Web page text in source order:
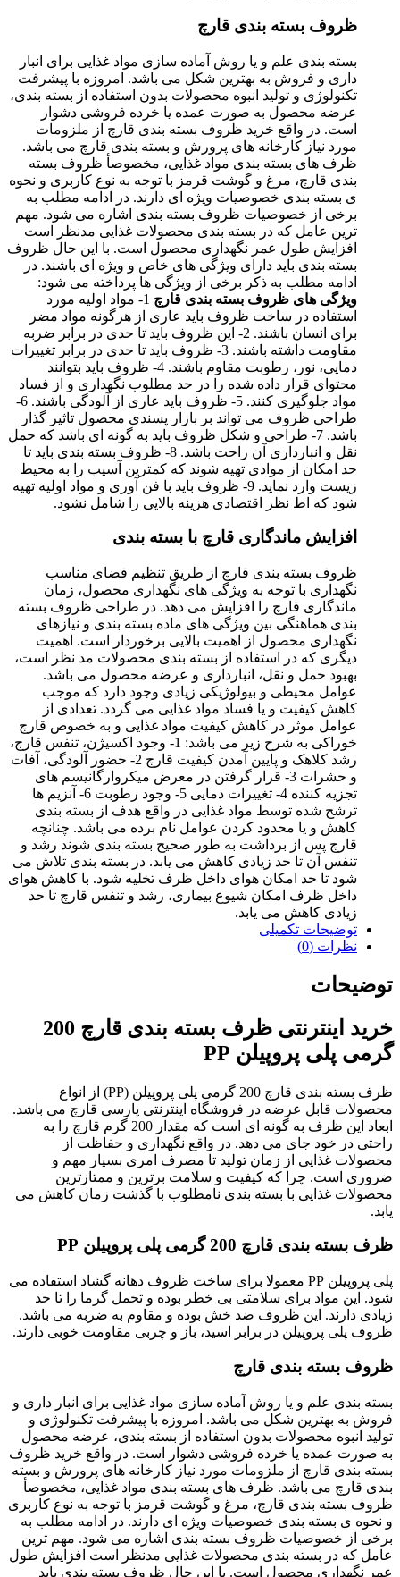
ظروف بسته بندی قارچ
بسته بندی علم و یا روش آماده سازی مواد غذایی برای انبار
داری و فروش به بهترین شکل می باشد. امروزه با پیشرفت
تکنولوژی و تولید انبوه محصولات بدون استفاده از بسته بندی،
عرضه محصول به صورت عمده یا خرده فروشی دشوار
است. در واقع خرید ظروف بسته بندی قارچ از ملزومات
مورد نیاز کارخانه های پرورش و بسته بندی قارچ می باشد.
ظرف های بسته بندی مواد غذایی، مخصوصأ ظروف بسته
بندی قارچ، مرغ و گوشت قرمز با توجه به نوع کاربری و نحوه
ی بسته بندی خصوصیات ویژه ای دارند. در ادامه مطلب به
برخی از خصوصیات ظروف بسته بندی اشاره می شود. مهم
ترین عامل که در بسته بندی محصولات غذایی مدنظر است
افزایش طول عمر نگهداری محصول است. با این حال ظروف
بسته بندی باید دارای ویژگی های خاص و ویژه ای باشند. در
ادامه مطلب به ذکر برخی از ویژگی ها پرداخته می شود:
ویژگی های ظروف بسته بندی قارچ
1- مواد اولیه مورد
استفاده در ساخت ظروف باید عاری از هرگونه مواد مضر
برای انسان باشند. 2- این ظروف باید تا حدی در برابر ضربه
مقاومت داشته باشند. 3- ظروف باید تا حدی در برابر تغییرات
دمایی، نور، رطوبت مقاوم باشند. 4- ظروف باید بتوانند
محتوای قرار داده شده را در حد مطلوب نگهداری و از فساد
مواد جلوگیری کنند. 5- ظروف باید عاری از آلودگی باشند. 6-
طراحی ظروف می تواند بر بازار پسندی محصول تاثیر گذار
باشد. 7- طراحی و شکل ظروف باید به گونه ای باشد که حمل
نقل و انبارداری آن راحت باشد. 8- ظروف بسته بندی باید تا
حد امکان از موادی تهیه شوند که کمترین آسیب را به محیط
زیست وارد نماید. 9- ظروف باید با فن آوری و مواد اولیه تهیه
شود که اط نظر اقتصادی هزینه بالایی را شامل نشود.
افزایش ماندگاری قارچ با بسته بندی
ظروف بسته بندی قارچ از طریق تنظیم فضای مناسب
نگهداری با توجه به ویژگی های نگهداری محصول، زمان
ماندگاری قارچ را افزایش می دهد. در طراحی ظروف بسته
بندی هماهنگی بین ویژگی های ماده بسته بندی و نیازهای
نگهداری محصول از اهمیت بالایی برخوردار است. اهمیت
دیگری که در استفاده از بسته بندی محصولات مد نظر است،
بهبود حمل و نقل، انبارداری و عرضه محصول می باشد.
عوامل محیطی و بیولوژیکی زیادی وجود دارد که موجب
کاهش کیفیت و یا فساد مواد غذایی می گردد. تعدادی از
عوامل موثر در کاهش کیفیت مواد غذایی و به خصوص قارچ
خوراکی به شرح زیر می باشد: 1- وجود اکسیژن، تنفس قارچ،
رشد کلاهک و پایین آمدن کیفیت قارچ 2- حضور آلودگی، آفات
و حشرات 3- قرار گرفتن در معرض میکروارگانیسم های
تجزیه کننده 4- تغییرات دمایی 5- وجود رطوبت 6- آنزیم ها
ترشح شده توسط مواد غذایی در واقع هدف از بسته بندی
کاهش و یا محدود کردن عوامل نام برده می باشد. چنانچه
قارچ پس از برداشت به طور صحیح بسته بندی شوند رشد و
تنفس آن تا حد زیادی کاهش می یابد. در بسته بندی تلاش می
شود تا حد امکان هوای داخل ظرف تخلیه شود. با کاهش هوای
داخل ظرف امکان شیوع بیماری، رشد و تنفس قارچ تا حد
زیادی کاهش می یابد.
توضیحات تکمیلی
نظرات (0)
توضیحات
خرید اینترنتی ظرف بسته بندی قارچ 200
گرمی پلی پروپیلن PP
ظرف بسته بندی قارچ 200 گرمی پلی پروپیلن (PP) از انواع
محصولات قابل عرضه در فروشگاه اینترنتی پارسی قارچ می باشد.
ابعاد این ظرف به گونه ای است که مقدار 200 گرم قارچ را به
راحتی در خود جای می دهد. در واقع نگهداری و حفاظت از
محصولات غذایی از زمان تولید تا مصرف امری بسیار مهم و
ضروری است. چرا که کیفیت و سلامت برترین و ممتازترین
محصولات غذایی با بسته بندی نامطلوب با گذشت زمان کاهش می
یابد.
ظرف بسته بندی قارچ 200 گرمی پلی پروپیلن PP
پلی پروپیلن PP معمولا برای ساخت ظروف دهانه گشاد استفاده می
شود. این مواد برای سلامتی بی خطر بوده و تحمل گرما را تا حد
زیادی دارند. این ظروف ضد خش بوده و مقاوم به ضربه می باشد.
ظروف پلی پروپیلن در برابر اسید، باز و چربی مقاومت خوبی دارند.
ظروف بسته بندی قارچ
بسته بندی علم و یا روش آماده سازی مواد غذایی برای انبار داری و
فروش به بهترین شکل می باشد. امروزه با پیشرفت تکنولوژی و
تولید انبوه محصولات بدون استفاده از بسته بندی، عرضه محصول
به صورت عمده یا خرده فروشی دشوار است. در واقع خرید ظروف
بسته بندی قارچ از ملزومات مورد نیاز کارخانه های پرورش و بسته
بندی قارچ می باشد. ظرف های بسته بندی مواد غذایی، مخصوصأ
ظروف بسته بندی قارچ، مرغ و گوشت قرمز با توجه به نوع کاربری
و نحوه ی بسته بندی خصوصیات ویژه ای دارند. در ادامه مطلب به
برخی از خصوصیات ظروف بسته بندی اشاره می شود. مهم ترین
عامل که در بسته بندی محصولات غذایی مدنظر است افزایش طول
عمر نگهداری محصول است. با این حال ظروف بسته بندی باید